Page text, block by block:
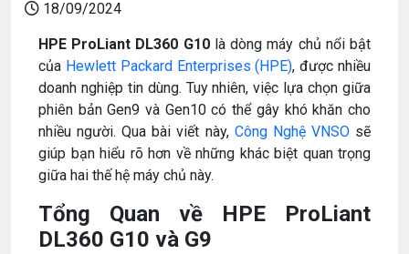
18/09/2024
HPE ProLiant DL360 G10là dòng máy chủ nổi bật
của Hewlett Packard Enterprises (HPE), được nhiều
doanh nghiệp tin dùng. Tuy nhiên, việc lựa chọn giữa
phiên bản Gen9 và Gen10 có thể gây khó khăn cho
nhiều người. Qua bài viết này, Công Nghệ VNSOsẽ
giúp bạn hiểu rõ hơn về những khác biệt quan trọng
giữa hai thế hệ máy chủ này.
Tổng Quan về HPE ProLiant
DL360 G10 và G9